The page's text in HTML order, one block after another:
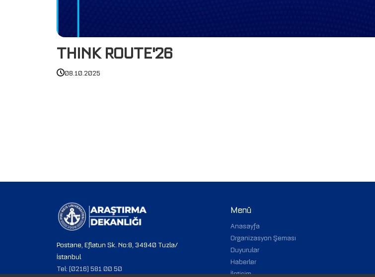
THINK ROUTE'26
08.10.2025
Postane, Eflatun Sk. No:8, 34940 Tuzla/
İstanbul
Tel: (0216) 581 00 50
Menü
Anasayfa
Organizasyon Şeması
Duyurular
Haberler
İletişim